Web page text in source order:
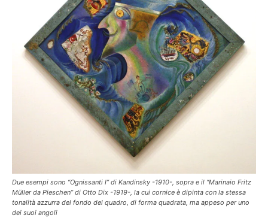
Due esempi sono “Ognissanti I” di Kandinsky -1910-, sopra e il “Marinaio Fritz
Müller da Pieschen” di Otto Dix -1919-, la cui cornice è dipinta con la stessa
tonalità azzurra del fondo del quadro, di forma quadrata, ma appeso per uno
dei suoi angoli